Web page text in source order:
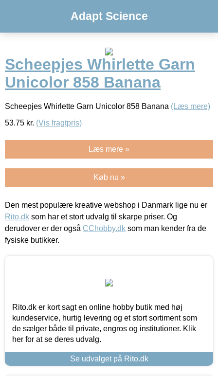
Adapt Science
Scheepjes Whirlette Garn
Unicolor 858 Banana
Scheepjes Whirlette Garn Unicolor 858 Banana (Læs mere)
53.75 kr. (Vis fragtpris)
Læs mere »
Køb nu »
Den mest populære kreative webshop i Danmark lige nu er
Rito.dk som har et stort udvalg til skarpe priser. Og
derudover er der også CChobby.dk som man kender fra de
fysiske butikker.
Rito.dk er kort sagt en online hobby butik med høj
kundeservice, hurtig levering og et stort sortiment som
de sælger både til private, engros og institutioner. Klik
her for at se deres udvalg.
Se udvalget på Rito.dk